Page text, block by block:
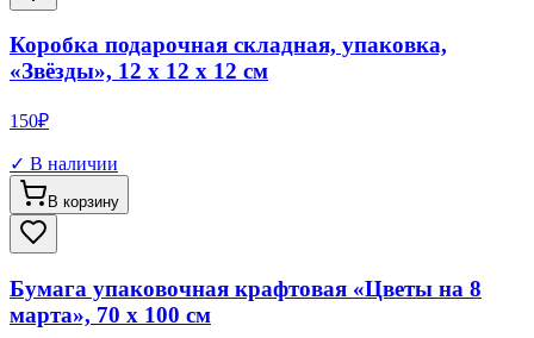
Коробка подарочная складная, упаковка,
«Звёзды», 12 х 12 х 12 см
150₽
✓ В наличии
В корзину
Бумага упаковочная крафтовая «Цветы на 8
марта», 70 х 100 см